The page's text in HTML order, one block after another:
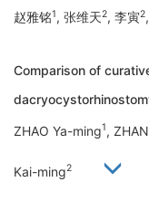
赵雅铭1, 张维天2, 李寅2
Comparison of
ZHAO Ya-ming1,
Kai-ming2